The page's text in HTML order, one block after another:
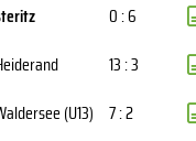
0 : 6
13 : 3
(U13) 7 : 2